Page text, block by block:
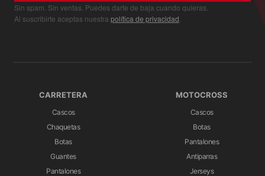
Sin spam. Sin ventas. Puedes darte de baja cuando quieras.
Al suscribirte aceptas nuestra política de privacidad
CARRETERA
Cascos
Chaquetas
Botas
Guantes
Pantalones
MOTOCROSS
Cascos
Botas
Pantalones
Antiparras
Jerseys